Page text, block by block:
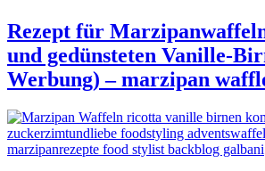
Rezept für
und gedünsteten Vanille-
Werbung) – marzipan